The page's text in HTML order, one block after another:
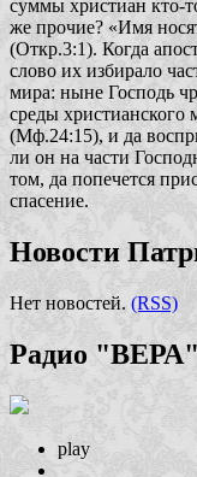
суммы христиан кто-
же прочие? «Имя
(Откр.3:1). Когда
слово их избирало
мира: ныне Господь
среды христианского
(Мф.24:15), и да
ли он на части
том, да попечется
спасение.
Новости
Нет новостей. (RSS)
Радио "ВЕРА"
play